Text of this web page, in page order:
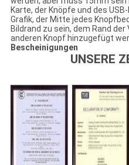
Karte, der Knöpfe und des
Grafik, der Mitte jedes
Bildrand zu sein, dem Rand
anderen Knopf hinzugefügt
Bescheinigungen
UNSERE